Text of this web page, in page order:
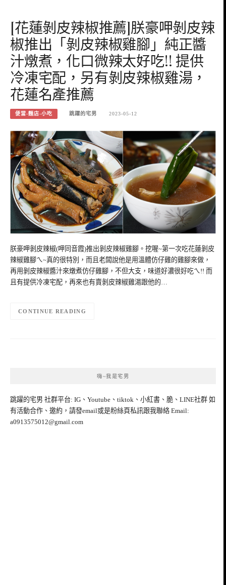
[花蓮剝皮辣椒推薦]朕豪呷剝皮辣
椒推出「剝皮辣椒雞腳」純正醬
汁燉煮，化口微辣太好吃!! 提供
冷凍宅配，另有剝皮辣椒雞湯，
花蓮名產推薦
便當-麵店-小吃 跳躍的宅男 2023-05-12
朕豪呷剝皮辣椒(呷同音霞)推出剝皮辣椒雞腳。挖喔~第一次吃花蓮剝皮
辣椒雞腳ㄟ~真的很特別，而且老闆說他是用溫體仿仔雞的雞腳來做，
再用剝皮辣椒醬汁來燉煮仿仔雞腳，不但大支，味道好濃很好吃ㄟ!! 而
且有提供冷凍宅配，再來也有賣剝皮辣椒雞湯跟他的…
CONTINUE READING
嗨~我是宅男
跳躍的宅男 社群平台: IG、Youtube、tiktok、小紅書、脆、LINE社群 如
有活動合作、邀約，請發email或是粉絲頁私訊跟我聯絡 Email:
a0913575012@gmail.com